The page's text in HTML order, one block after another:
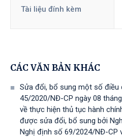
Tài liệu đính kèm
CÁC VĂN BẢN KHÁC
Sửa đổi, bổ sung một số điều
45/2020/NĐ-CP ngày 08
về thực hiện thủ tục hành
được sửa đổi, bổ sung bởi
Nghị định số 69/2024/NĐ-CP